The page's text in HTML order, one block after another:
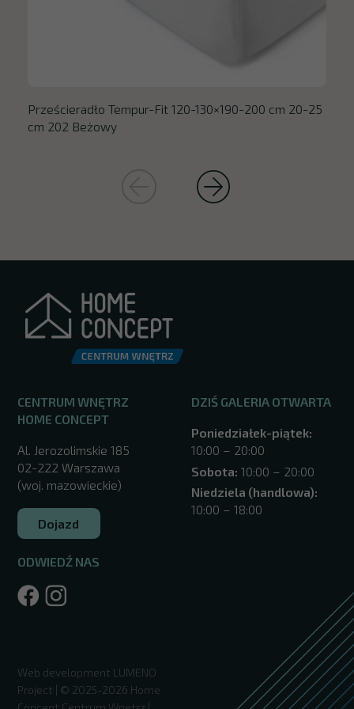
Prześcieradło Tempur-Fit 120-130×190-200 cm 20-25
cm 202 Beżowy
CENTRUM WNĘTRZ
HOME CONCEPT
Al. Jerozolimskie 185
02-222 Warszawa
(woj. mazowieckie)
Dojazd
ODWIEDŹ NAS
DZIŚ GALERIA OTWARTA
Poniedziałek-piątek:
10:00 – 20:00
Sobota: 10:00 – 20:00
Niedziela (handlowa):
10:00 – 18:00
Web development LUMENO
Project | © 2025-2026 Home